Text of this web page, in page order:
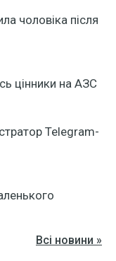
чоловіка після
цінники на АЗС
Telegram-
Всі новини »